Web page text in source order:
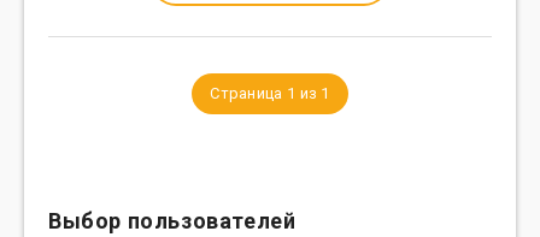
Страница 1 из 1
Выбор пользователей